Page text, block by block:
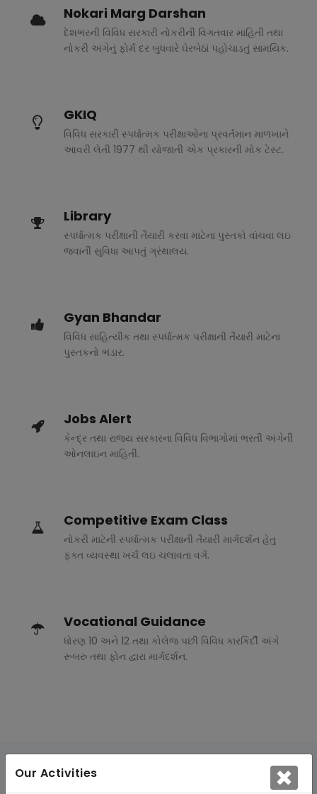
Our Activities
Nokari Marg Darshan
દેશભરની વિવિધ સરકારી નોકરીની વિગતવાર માહિતી તથા
નોકરી અંગેનું ફોર્મ દર બુધવારે ઘેરબેઠાં પહોચાડતું સામયિક.
GKIQ
વિવિધ સરકારી સ્પર્ધાત્મક પરીક્ષાઓના પ્રવર્તમાન માળખાને
આવરી લેતી 1977 થી યોજાતી એક પ્રકારની મોક ટેસ્ટ.
Library
સ્પર્ધાત્મક પરીક્ષાની તૈયારી કરવા માટેના પુસ્તકો વાંચવા લઇ
જવાની સુવિધા આપતું ગ્રંથાલય.
Gyan Bhandar
વિવિધ સાહિત્યીક તથા સ્પર્ધાત્મક પરીક્ષાની તૈયારી માટેના
પુસ્તકનો ભંડાર.
Jobs Alert
કેન્દ્ર તથા રાજ્ય સરકારના વિવિધ વિભાગોમાં ભરતી અંગેની
ઓનલાઇન માહિતી.
Competitive Exam Class
નોકરી માટેની સ્પર્ધાત્મક પરીક્ષાની તૈયારી માર્ગદર્શન હેતુ
ફક્ત વ્યવસ્થા ખર્ચ લઇ ચલાવતા વર્ગ.
Vocational Guidance
ધોરણ 10 અને 12 તથા કોલેજ પછી વિવિધ કારકિર્દી અંગે
રૂબરુ તથા ફોન દ્વારા માર્ગદર્શન.